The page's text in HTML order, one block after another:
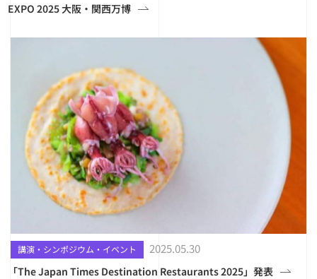
EXPO 2025 大阪・関西万博
講演・シンポジウム・イベント 2025.05.30
「The Japan Times Destination Restaurants 2025」発表